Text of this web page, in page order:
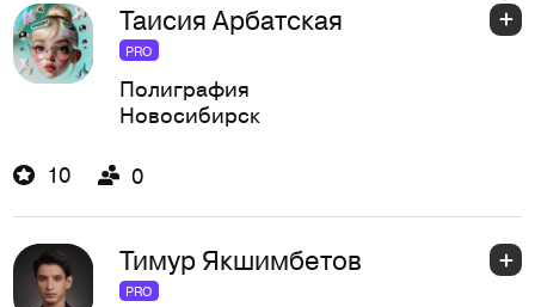
Таисия Арбатская
PRO
Полиграфия
Новосибирск
10 0
Тимур Якшимбетов
PRO